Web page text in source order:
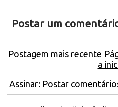
Postar um
Postagem mais recente
a
Assinar: Postar